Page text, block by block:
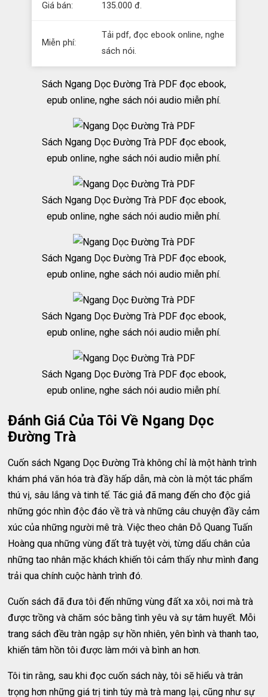
Giá bán: 135.000 đ.
Miễn phí:
Tải pdf, đọc ebook online, nghe
sách nói.
Sách Ngang Dọc Đường Trà PDF đọc ebook,
epub online, nghe sách nói audio miễn phí.
Sách Ngang Dọc Đường Trà PDF đọc ebook,
epub online, nghe sách nói audio miễn phí.
Sách Ngang Dọc Đường Trà PDF đọc ebook,
epub online, nghe sách nói audio miễn phí.
Sách Ngang Dọc Đường Trà PDF đọc ebook,
epub online, nghe sách nói audio miễn phí.
Sách Ngang Dọc Đường Trà PDF đọc ebook,
epub online, nghe sách nói audio miễn phí.
Sách Ngang Dọc Đường Trà PDF đọc ebook,
epub online, nghe sách nói audio miễn phí.
Đánh Giá Của Tôi Về Ngang Dọc
Đường Trà
Cuốn sách Ngang Dọc Đường Trà không chỉ là một hành trình
khám phá văn hóa trà đầy hấp dẫn, mà còn là một tác phẩm
thú vị, sâu lắng và tinh tế. Tác giả đã mang đến cho độc giả
những góc nhìn độc đáo về trà và những câu chuyện đầy cảm
xúc của những người mê trà. Việc theo chân Đỗ Quang Tuấn
Hoàng qua những vùng đất trà tuyệt vời, từng dấu chân của
những tao nhân mặc khách khiến tôi cảm thấy như mình đang
trải qua chính cuộc hành trình đó.
Cuốn sách đã đưa tôi đến những vùng đất xa xôi, nơi mà trà
được trồng và chăm sóc bằng tình yêu và sự tâm huyết. Mỗi
trang sách đều tràn ngập sự hồn nhiên, yên bình và thanh tao,
khiến tâm hồn tôi được làm mới và bình an hơn.
Tôi tin rằng, sau khi đọc cuốn sách này, tôi sẽ hiểu và trân
trọng hơn những giá trị tinh túy mà trà mang lại, cũng như sự